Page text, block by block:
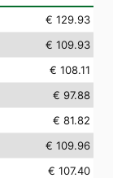
€ 129.93
€ 109.93
€ 108.11
€ 97.88
€ 81.82
€ 109.96
€ 107.40